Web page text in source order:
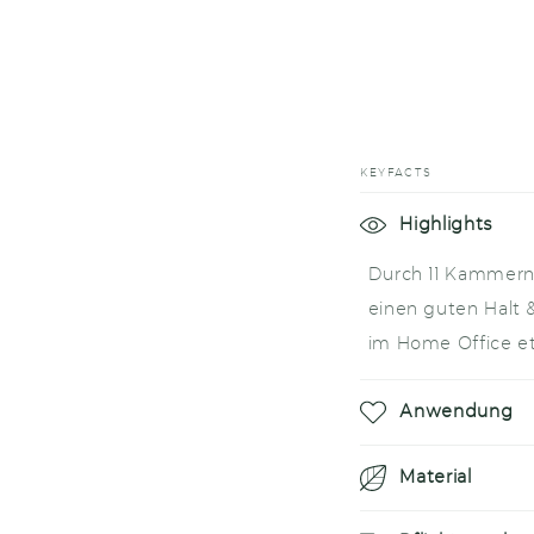
KEYFACTS
E
i
n
k
a
p
p
Highlights
Durch 11
einen guten Halt
im Home Office
Anwendung
Material